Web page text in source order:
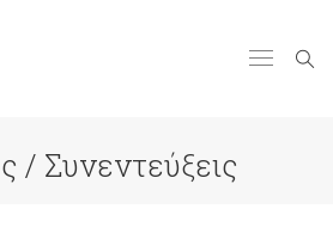
/ Συνεντεύξεις